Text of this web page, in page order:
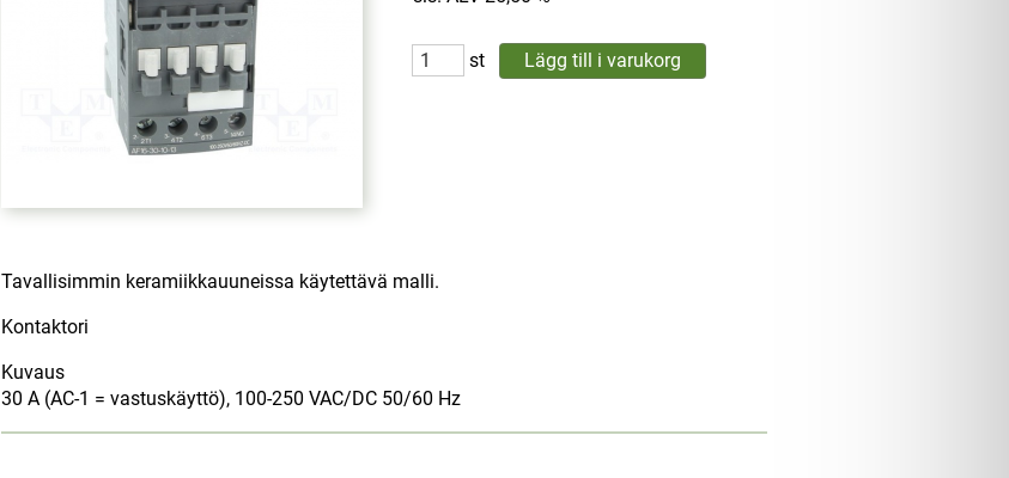
st
Tavallisimmin keramiikkauuneissa käytettävä malli.
Kontaktori
Kuvaus
30 A (AC-1 = vastuskäyttö), 100-250 VAC/DC 50/60 Hz